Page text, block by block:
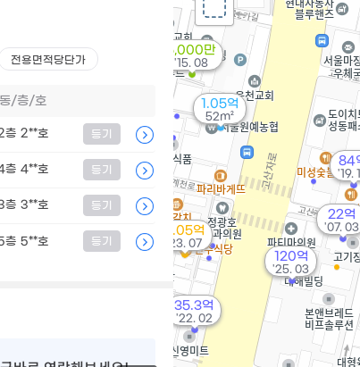
1.05억
52m²
120억
'25. 03
4.05억
'23. 07
35.3억
'22. 02
84
'19.
5,000만
'15. 08
22억
'07. 03
전용면적당단가
동/층/호
층 2**호 등기
층 4**호 등기
층 3**호 등기
층 5**호 등기